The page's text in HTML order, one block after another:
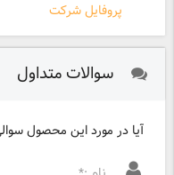
پروفایل شرکت
سوالات متداول
آیا در مورد این محصول